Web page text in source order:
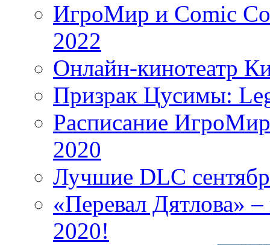
ИгроМир и Comic
2022
Онлайн-кинотеатр
Призрак Цусимы:
Расписание
2020
Лучшие DLC
«Перевал Дятлова»
2020!